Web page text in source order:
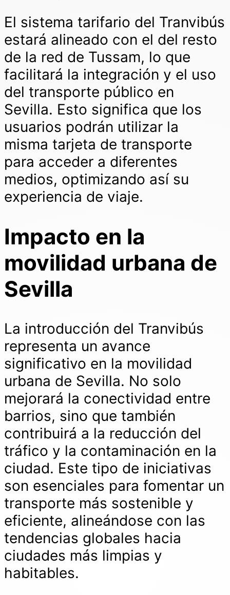
El sistema tarifario del Tranvibús
estará alineado con el del resto
de la red de Tussam, lo que
facilitará la integración y el uso
del transporte público en
Sevilla. Esto significa que los
usuarios podrán utilizar la
misma tarjeta de transporte
para acceder a diferentes
medios, optimizando así su
experiencia de viaje.
Impacto en la
movilidad urbana de
Sevilla
La introducción del Tranvibús
representa un avance
significativo en la movilidad
urbana de Sevilla. No solo
mejorará la conectividad entre
barrios, sino que también
contribuirá a la reducción del
tráfico y la contaminación en la
ciudad. Este tipo de iniciativas
son esenciales para fomentar un
transporte más sostenible y
eficiente, alineándose con las
tendencias globales hacia
ciudades más limpias y
habitables.